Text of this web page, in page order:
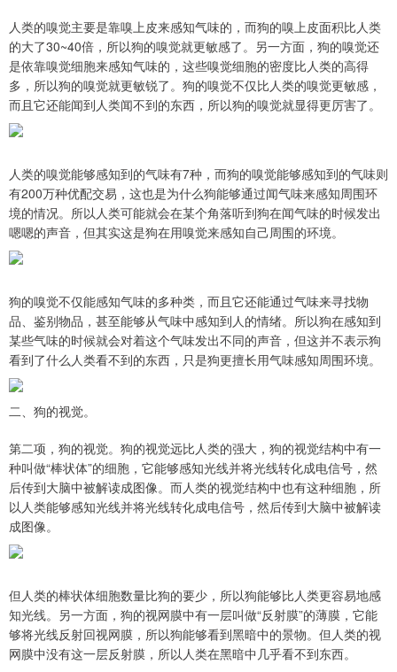
人类的嗅觉主要是靠嗅上皮来感知气味的，而狗的嗅上皮面积比人类
的大了30~40倍，所以狗的嗅觉就更敏感了。另一方面，狗的嗅觉还
是依靠嗅觉细胞来感知气味的，这些嗅觉细胞的密度比人类的高得
多，所以狗的嗅觉就更敏锐了。狗的嗅觉不仅比人类的嗅觉更敏感，
而且它还能闻到人类闻不到的东西，所以狗的嗅觉就显得更厉害了。
人类的嗅觉能够感知到的气味有7种，而狗的嗅觉能够感知到的气味则
有200万种优配交易，这也是为什么狗能够通过闻气味来感知周围环
境的情况。所以人类可能就会在某个角落听到狗在闻气味的时候发出
嗯嗯的声音，但其实这是狗在用嗅觉来感知自己周围的环境。
狗的嗅觉不仅能感知气味的多种类，而且它还能通过气味来寻找物
品、鉴别物品，甚至能够从气味中感知到人的情绪。所以狗在感知到
某些气味的时候就会对着这个气味发出不同的声音，但这并不表示狗
看到了什么人类看不到的东西，只是狗更擅长用气味感知周围环境。
二、狗的视觉。
第二项，狗的视觉。狗的视觉远比人类的强大，狗的视觉结构中有一
种叫做“棒状体”的细胞，它能够感知光线并将光线转化成电信号，然
后传到大脑中被解读成图像。而人类的视觉结构中也有这种细胞，所
以人类能够感知光线并将光线转化成电信号，然后传到大脑中被解读
成图像。
但人类的棒状体细胞数量比狗的要少，所以狗能够比人类更容易地感
知光线。另一方面，狗的视网膜中有一层叫做“反射膜”的薄膜，它能
够将光线反射回视网膜，所以狗能够看到黑暗中的景物。但人类的视
网膜中没有这一层反射膜，所以人类在黑暗中几乎看不到东西。